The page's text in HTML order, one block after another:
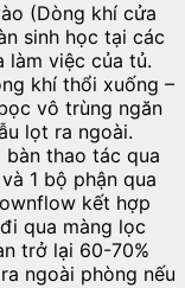
(Dòng khí cửa
sinh học tại các
làm việc của tủ.
khí thổi xuống –
vô trùng ngăn
lọt ra ngoài.
thao tác qua
1 bộ phận qua
kết hợp
qua màng lọc
trở lại 60-70%
ngoài phòng nếu